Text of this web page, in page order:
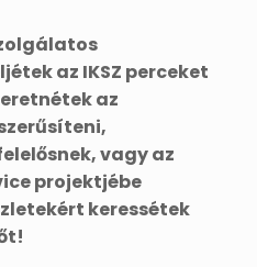
az IKSZ perceket
az
vagy az
projektjébe
keressétek